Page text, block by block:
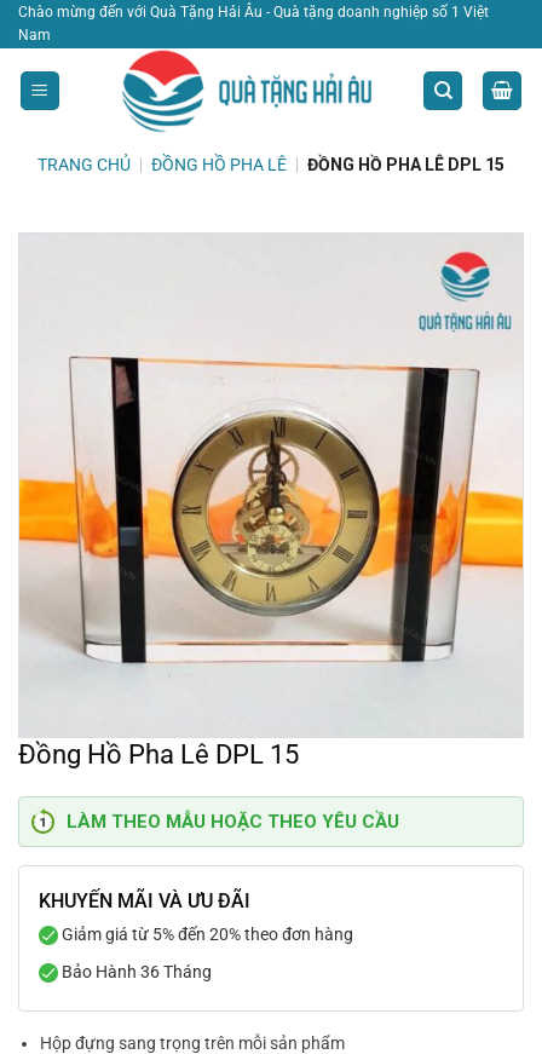
Bỏ
qua
nội
dung
Chào mừng đến với Quà Tặng Hải Âu - Quà tặng doanh nghiệp số 1 Việt
Nam
TRANG CHỦ ĐỒNG HỒ PHA LÊ ĐỒNG HỒ PHA LÊ DPL 15
Đồng Hồ Pha Lê DPL 15
LÀM THEO MẪU HOẶC THEO YÊU CẦU
KHUYẾN MÃI VÀ ƯU ĐÃI
Giảm giá từ 5% đến 20% theo đơn hàng
Bảo Hành 36 Tháng
Hộp đựng sang trọng trên mỗi sản phẩm